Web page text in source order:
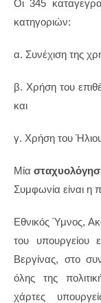
Οι 345
κατηγοριών:
α. Συνέχιση της
β. Χρήση του
και
γ. Χρήση του
Μία
Συμφωνία είναι η
Εθνικός Ύμνος,
του υπουργείου
Βεργίνας, στο
όλης της
χάρτες